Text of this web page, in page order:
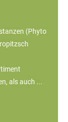
(Phyto
als auch ...